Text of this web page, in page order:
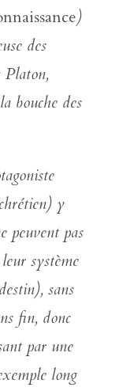
)
des
bouche des
y
peuvent pas
système
sans
fin, donc
par une
long